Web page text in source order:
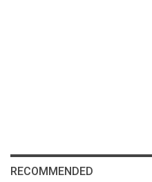
RECOMMENDED